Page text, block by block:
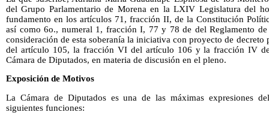
del Grupo Parlamentario de Morena en la LXIV Legislatura del
fundamento en los artículos 71, fracción II, de la Constitución
así como 6o., numeral 1, fracción I, 77 y 78 de del Reglamento de
consideración de esta soberanía la iniciativa con proyecto de
del artículo 105, la fracción VI del artículo 106 y la fracción IV
Cámara de Diputados, en materia de discusión en el pleno.
Exposición de Motivos
La Cámara de Diputados es una de las máximas expresiones
siguientes funciones: